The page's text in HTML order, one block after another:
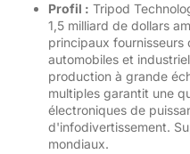
Profil : Tripod
1,5 milliard de dollars
principaux fournisseurs
automobiles et
production à grande
multiples garantit une
électroniques de
d'infodivertissement.
mondiaux.